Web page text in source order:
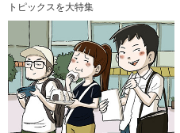
トピックスを大特集